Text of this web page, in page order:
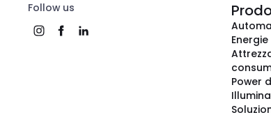
Follow us
Power